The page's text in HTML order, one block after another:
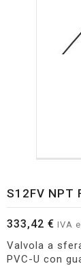
S12FV NPT
333,42 € IVA
Valvola a
PVC-U con